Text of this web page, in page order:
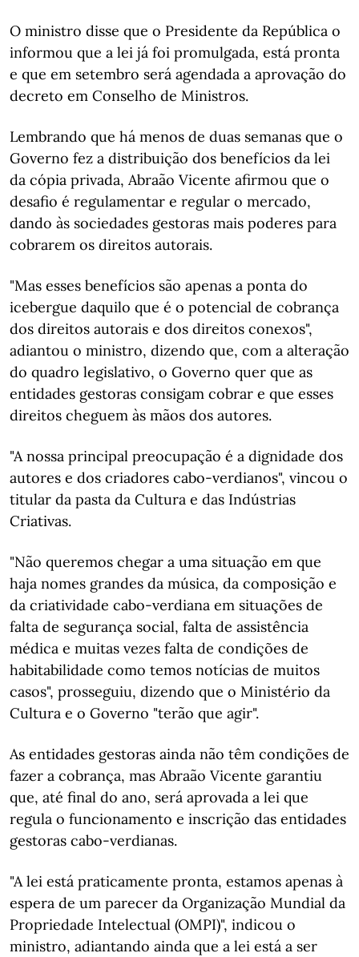
O ministro disse que o Presidente da República o
informou que a lei já foi promulgada, está pronta
e que em setembro será agendada a aprovação do
decreto em Conselho de Ministros.
Lembrando que há menos de duas semanas que o
Governo fez a distribuição dos benefícios da lei
da cópia privada, Abraão Vicente afirmou que o
desafio é regulamentar e regular o mercado,
dando às sociedades gestoras mais poderes para
cobrarem os direitos autorais.
"Mas esses benefícios são apenas a ponta do
icebergue daquilo que é o potencial de cobrança
dos direitos autorais e dos direitos conexos",
adiantou o ministro, dizendo que, com a alteração
do quadro legislativo, o Governo quer que as
entidades gestoras consigam cobrar e que esses
direitos cheguem às mãos dos autores.
"A nossa principal preocupação é a dignidade dos
autores e dos criadores cabo-verdianos", vincou o
titular da pasta da Cultura e das Indústrias
Criativas.
"Não queremos chegar a uma situação em que
haja nomes grandes da música, da composição e
da criatividade cabo-verdiana em situações de
falta de segurança social, falta de assistência
médica e muitas vezes falta de condições de
habitabilidade como temos notícias de muitos
casos", prosseguiu, dizendo que o Ministério da
Cultura e o Governo "terão que agir".
As entidades gestoras ainda não têm condições de
fazer a cobrança, mas Abraão Vicente garantiu
que, até final do ano, será aprovada a lei que
regula o funcionamento e inscrição das entidades
gestoras cabo-verdianas.
"A lei está praticamente pronta, estamos apenas à
espera de um parecer da Organização Mundial da
Propriedade Intelectual (OMPI)", indicou o
ministro, adiantando ainda que a lei está a ser